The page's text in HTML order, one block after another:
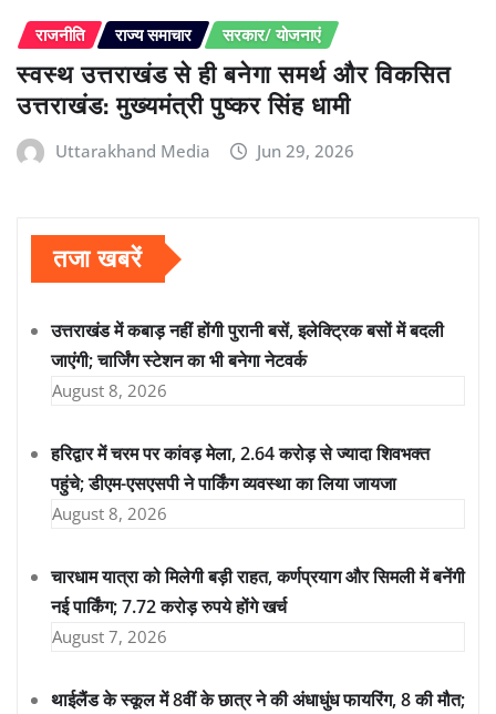
राजनीति राज्य समाचार सरकार/ योजनाएं
स्वस्थ उत्तराखंड से ही बनेगा समर्थ और विकसित
उत्तराखंड: मुख्यमंत्री पुष्कर सिंह धामी
Uttarakhand Media Jun 29, 2026
तजा खबरें
उत्तराखंड में कबाड़ नहीं होंगी पुरानी बसें, इलेक्ट्रिक बसों में बदली
जाएंगी; चार्जिंग स्टेशन का भी बनेगा नेटवर्क
August 8, 2026
हरिद्वार में चरम पर कांवड़ मेला, 2.64 करोड़ से ज्यादा शिवभक्त
पहुंचे; डीएम-एसएसपी ने पार्किंग व्यवस्था का लिया जायजा
August 8, 2026
चारधाम यात्रा को मिलेगी बड़ी राहत, कर्णप्रयाग और सिमली में बनेंगी
नई पार्किंग; 7.72 करोड़ रुपये होंगे खर्च
August 7, 2026
थाईलैंड के स्कूल में 8वीं के छात्र ने की अंधाधुंध फायरिंग, 8 की मौत;